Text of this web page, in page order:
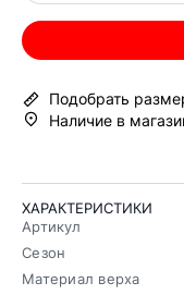
Подобрать
Наличие в
ХАРАКТЕРИСТИКИ
Артикул
Сезон
Материал верха